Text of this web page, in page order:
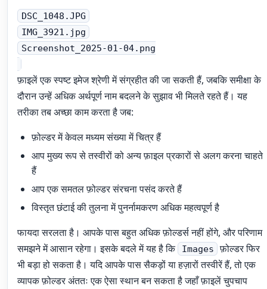
DSC_1048.JPG
IMG_3921.jpg
Screenshot_2025-01-04.png
फ़ाइलें एक स्पष्ट इमेज श्रेणी में संग्रहीत की जा सकती हैं, जबकि समीक्षा के
दौरान उन्हें अधिक अर्थपूर्ण नाम बदलने के सुझाव भी मिलते रहते हैं। यह
तरीका तब अच्छा काम करता है जब:
फ़ोल्डर में केवल मध्यम संख्या में चित्र हैं
आप मुख्य रूप से तस्वीरों को अन्य फ़ाइल प्रकारों से अलग करना चाहते
हैं
आप एक समतल फ़ोल्डर संरचना पसंद करते हैं
विस्तृत छंटाई की तुलना में पुनर्नामकरण अधिक महत्वपूर्ण है
फायदा सरलता है। आपके पास बहुत अधिक फ़ोल्डर्स नहीं होंगे, और परिणाम
समझने में आसान रहेगा। इसके बदले में यह है कि
Images फ़ोल्डर फिर
भी बड़ा हो सकता है। यदि आपके पास सैकड़ों या हज़ारों तस्वीरें हैं, तो एक
व्यापक फ़ोल्डर अंततः एक ऐसा स्थान बन सकता है जहाँ फ़ाइलें चुपचाप